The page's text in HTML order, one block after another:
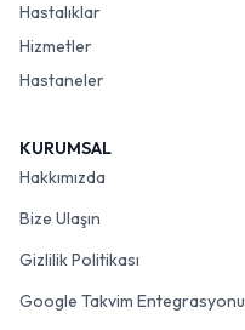
Hastalıklar
Hizmetler
Hastaneler
KURUMSAL
Hakkımızda
Bize Ulaşın
Gizlilik Politikası
Google Takvim Entegrasyonu